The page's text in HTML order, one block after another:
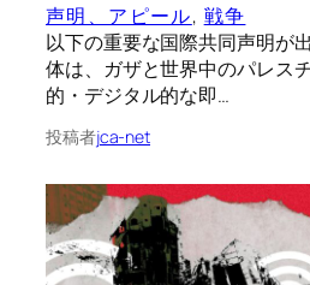
声明、アピール, 戦争
以下の重要な国際共同声明が
体は、ガザと世界中のパレス
的・デジタル的な即…
投稿者jca-net